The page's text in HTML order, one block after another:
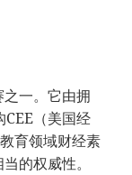
一。它由拥
（美国经
育领域财经素
的权威性。